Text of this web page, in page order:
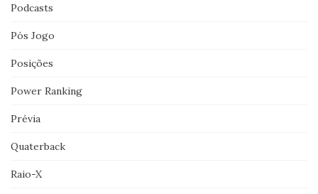
Podcasts
Pós Jogo
Posições
Power Ranking
Prévia
Quaterback
Raio-X